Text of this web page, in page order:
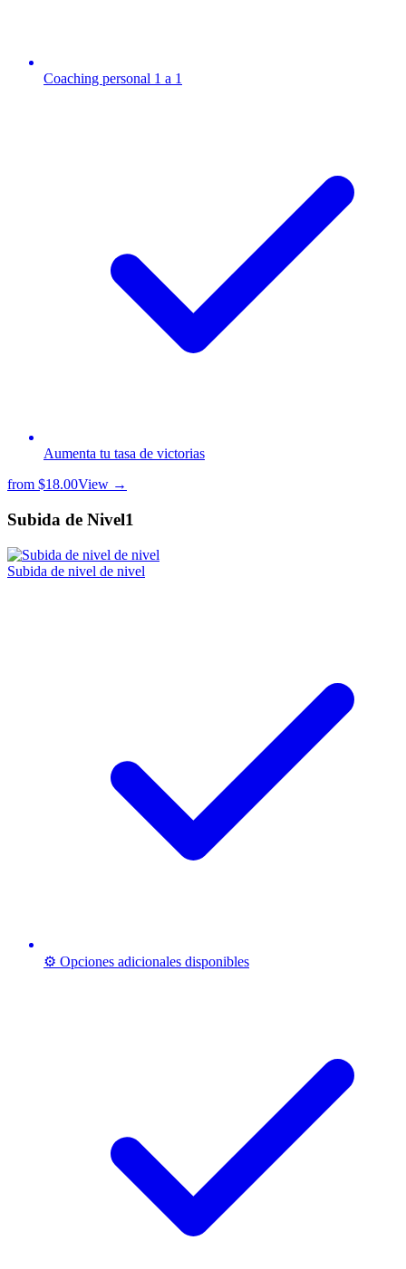
Coaching personal 1 a 1
Aumenta tu tasa de victorias
from $18.00View →
Subida de Nivel1
Subida de nivel de nivel
⚙️ Opciones adicionales disponibles